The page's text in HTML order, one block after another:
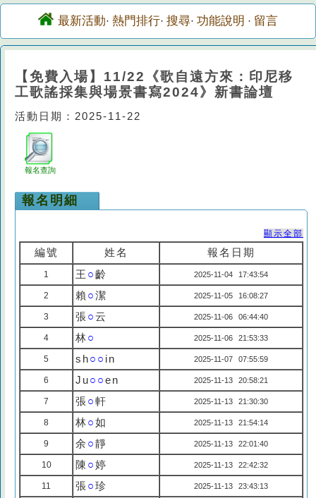
最新活動· 熱門排行· 搜尋· 功能說明 · 留言
【免費入場】11/22《歌自遠方來：印尼移
工歌謠採集與場景書寫2024》新書論壇
活動日期：2025-11-22
報名查詢
報名明細
顯示全部
編號 姓名 報名日期
1 王 ○齡 2025-11-04 17:43:54
2 賴 ○潔 2025-11-05 16:08:27
3 張○云 2025-11-06 06:44:40
4 林○ 2025-11-06 21:53:33
5 sh○○ in 2025-11-07 07:55:59
6 Ju○○en 2025-11-13 20:58:21
7 張○軒 2025-11-13 21:30:30
8 林○如 2025-11-13 21:54:14
9 余 ○靜 2025-11-13 22:01:40
10 陳 ○婷 2025-11-13 22:42:32
11 張○珍 2025-11-13 23:43:13